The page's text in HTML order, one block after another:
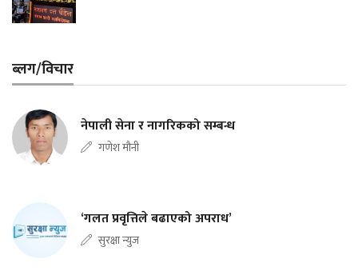
ब्लग/विचार
नेपाली सेना र नागरिकको सम्बन्ध
गणेश मौनी
‘गलत प्रवृत्तिले बढाएको अपराध’
सुरक्षा न्युज